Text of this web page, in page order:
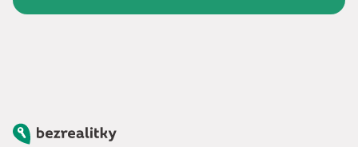
Bezrealitky